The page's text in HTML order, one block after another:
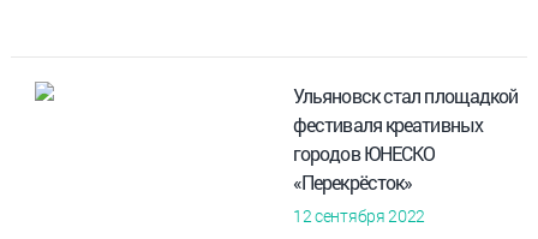
Ульяновск стал площадкой
фестиваля креативных
городов ЮНЕСКО
«Перекрёсток»
12 сентября 2022